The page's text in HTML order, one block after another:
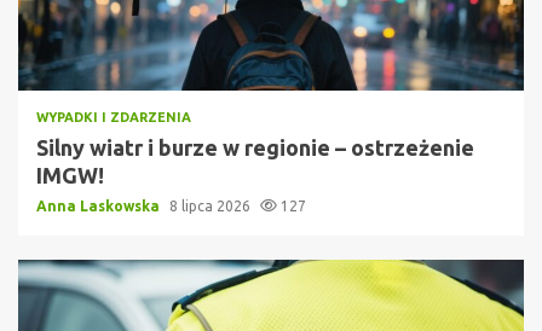
WYPADKI I ZDARZENIA
Silny wiatr i burze w regionie – ostrzeżenie
IMGW!
Anna Laskowska 8 lipca 2026 127